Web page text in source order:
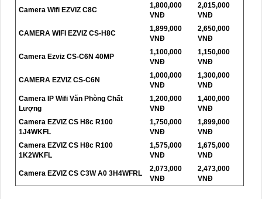
Camera Wifi EZVIZ C8C
1,800,000
VNĐ
2,015,000
VNĐ
CAMERA WIFI EZVIZ CS-H8C
1,899,000
VNĐ
2,650,000
VNĐ
Camera Ezviz CS-C6N 40MP
1,100,000
VNĐ
1,150,000
VNĐ
CAMERA EZVIZ CS-C6N
1,000,000
VNĐ
1,300,000
VNĐ
Camera IP Wifi Văn Phòng Chất
Lượng
1,200,000
VNĐ
1,400,000
VNĐ
Camera EZVIZ CS H8c R100
1J4WKFL
1,750,000
VNĐ
1,899,000
VNĐ
Camera EZVIZ CS H8c R100
1K2WKFL
1,575,000
VNĐ
1,675,000
VNĐ
Camera EZVIZ CS C3W A0 3H4WFRL
2,073,000
VNĐ
2,473,000
VNĐ